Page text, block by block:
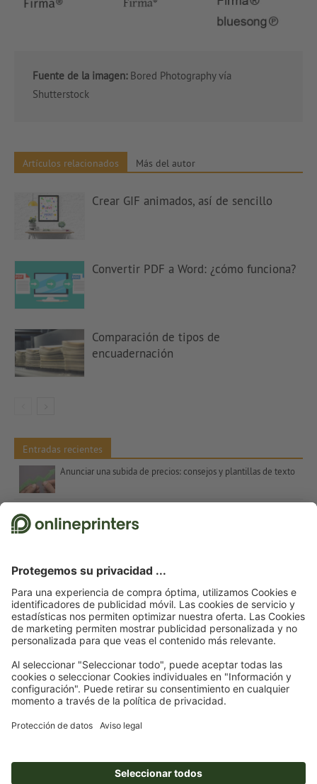
Fuente de la imagen:Bored Photography vía
Shutterstock
Artículos relacionados Más del autor
Crear GIF animados, así de sencillo
Convertir PDF a Word: ¿cómo funciona?
Comparación de tipos de
encuadernación
Entradas recientes
Anunciar una subida de precios: consejos y plantillas de texto
Refranes para tarjetas de Navidad: sugerencias y plantillas de texto gratuitas
Decoración de escaparates para Navidad: Consejos e inspiración